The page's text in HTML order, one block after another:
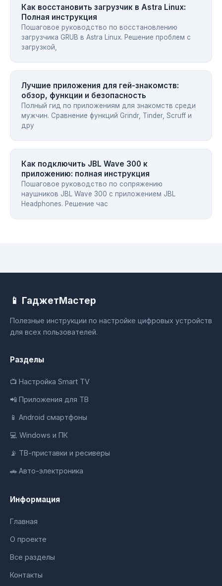
Как восстановить загрузчик в Astra Linux:
Полная инструкция
Пошаговое руководство по восстановлению
загрузчика GRUB в Astra Linux. Решение проблем с
загрузкой,
Лучшие приложения для гей-знакомств:
обзор, функции и безопасность
Полный гид по приложениям для знакомств среди
мужчин. Сравнение функций Grindr, Tinder, Scruff и
дру
Как подключить JBL Wave 300 к
приложению: полная инструкция
Пошаговое руководство по сопряжению
наушников JBL Wave 300 с приложением JBL
Headphones. Решение час
📱 ГаджетМастер
Полезные инструкции по настройке цифровых устройств
для всех пользователей.
Разделы
📺 Настройка Smart TV
📲 Приложения для ТВ
📱 Android смартфоны
💻 Windows и ПК
📡 ТВ-приставки и ресиверы
🚗 Авто-электроника
Информация
Главная
О проекте
Все разделы
Контакты